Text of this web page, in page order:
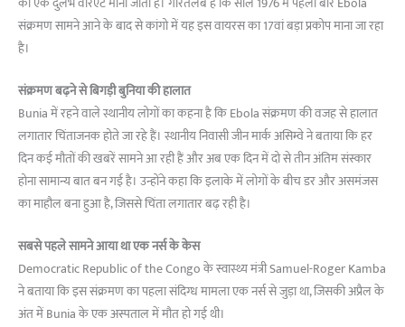
संक्रमण सामने आने के बाद से कांगो में यह इस वायरस का 17वां बड़ा प्रकोप माना जा रहा
है।
संक्रमण बढ़ने से बिगड़ी बुनिया की हालात
Bunia में रहने वाले स्थानीय लोगों का कहना है कि Ebola संक्रमण की वजह से हालात
लगातार चिंताजनक होते जा रहे हैं। स्थानीय निवासी जीन मार्क असिम्वे ने बताया कि हर
दिन कई मौतों की खबरें सामने आ रही हैं और अब एक दिन में दो से तीन अंतिम संस्कार
होना सामान्य बात बन गई है। उन्होंने कहा कि इलाके में लोगों के बीच डर और असमंजस
का माहौल बना हुआ है, जिससे चिंता लगातार बढ़ रही है।
सबसे पहले सामने आया था एक नर्स के केस
Democratic Republic of the Congo के स्वास्थ्य मंत्री Samuel-Roger Kamba
ने बताया कि इस संक्रमण का पहला संदिग्ध मामला एक नर्स से जुड़ा था, जिसकी अप्रैल के
अंत में Bunia के एक अस्पताल में मौत हो गई थी।